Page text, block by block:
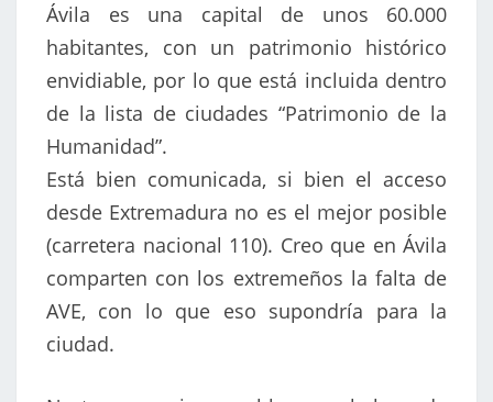
Ávila es una capital de unos 60.000
habitantes, con un patrimonio histórico
envidiable, por lo que está incluida dentro
de la lista de ciudades “Patrimonio de la
Humanidad”.
Está bien comunicada, si bien el acceso
desde Extremadura no es el mejor posible
(carretera nacional 110). Creo que en Ávila
comparten con los extremeños la falta de
AVE, con lo que eso supondría para la
ciudad.